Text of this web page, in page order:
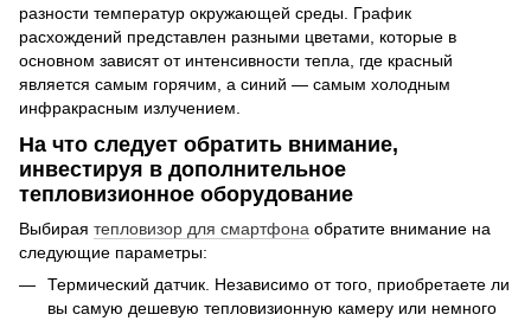
разности температур окружающей среды. График
расхождений представлен разными цветами, которые в
основном зависят от интенсивности тепла, где красный
является самым горячим, а синий — самым холодным
инфракрасным излучением.
На что следует обратить внимание,
инвестируя в дополнительное
тепловизионное оборудование
Выбирая тепловизор для смартфона обратите внимание на
следующие параметры:
Термический датчик. Независимо от того, приобретаете ли
вы самую дешевую тепловизионную камеру или немного